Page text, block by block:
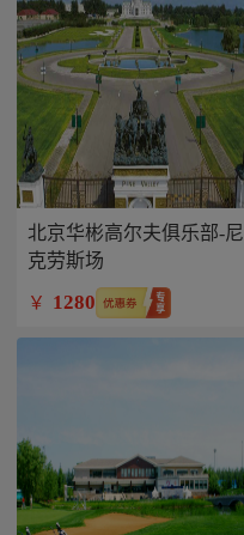
北京华彬高尔夫俱乐部-尼
克劳斯场
￥ 1280